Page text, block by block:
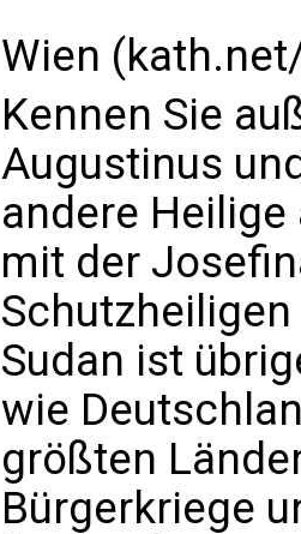
Wien
Kennen Sie
Augustinus
andere
mit der
Schutzheiligen
Sudan ist
wie
größten
Bürgerkriege